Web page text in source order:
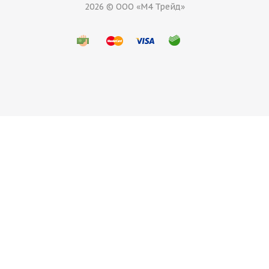
2026 © ООО «М4 Трейд»